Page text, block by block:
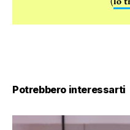
Potrebbero interessarti